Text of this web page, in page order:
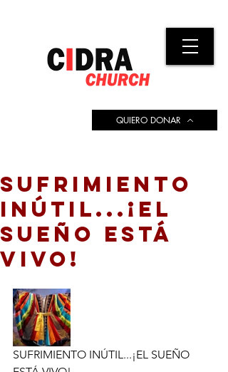
QUIERO DONAR
SUFRIMIENTO
INÚTIL...¡EL
SUEÑO ESTÁ
VIVO!
SUFRIMIENTO INÚTIL...¡EL SUEÑO